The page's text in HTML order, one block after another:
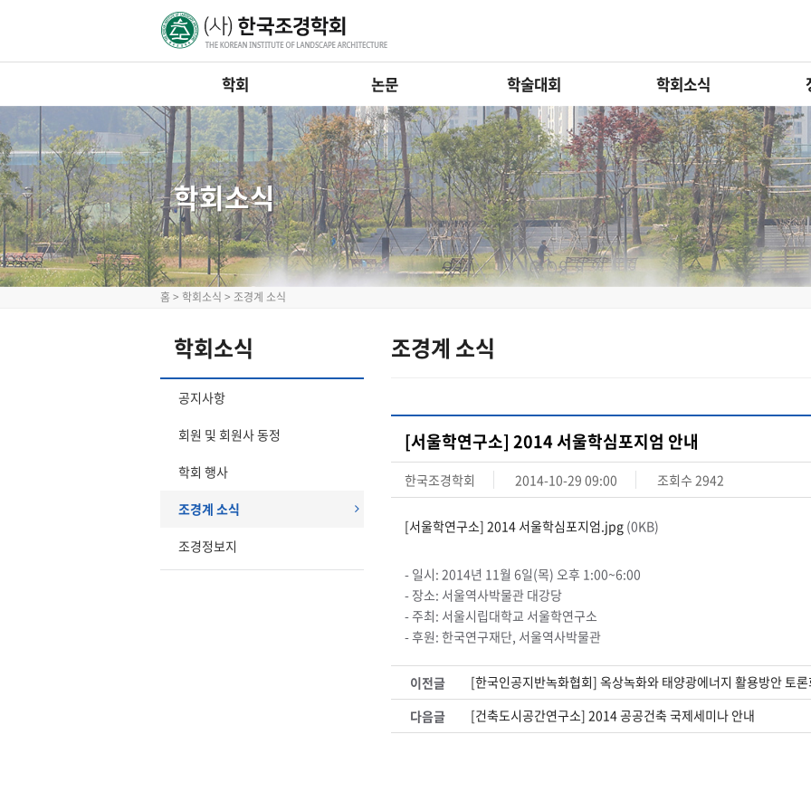
학회 논문 학술대회 학회소식
학회소식
홈 > 학회소식 > 조경계 소식
학회소식
공지사항
회원 및 회원사 동정
학회 행사
조경계 소식
조경정보지
조경계 소식
[서울학연구소] 2014 서울학심포지엄 안내
한국조경학회 2014-10-29 09:00 조회수 2942
[서울학연구소] 2014 서울학심포지엄.jpg (0KB)
- 일시: 2014년 11월 6일(목) 오후 1:00~6:00
- 장소: 서울역사박물관 대강당
-주최: 서울시립대학교 서울학연구소
-후원: 한국연구재단, 서울역사박물관
이전글
[한국인공지반녹화협회] 옥상녹화와 태양광에너지 활용방안 토론
다음글
[건축도시공간연구소] 2014 공공건축 국제세미나 안내